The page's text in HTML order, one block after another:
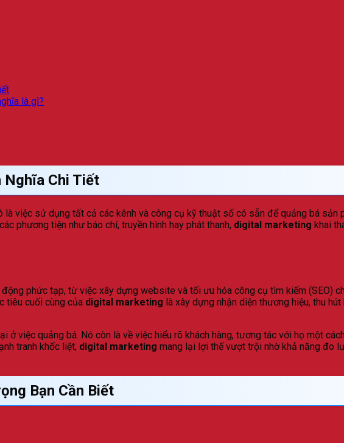
là gì?
Chi Tiết
là việc sử dụng tất cả các kênh và công cụ kỹ thuật số có sẵn để quảng bá
phương tiện như báo chí, truyền hình hay phát thanh, digital marketing khai
phức tạp, từ việc xây dựng website và tối ưu hóa công cụ tìm kiếm (SEO)
tiêu cuối cùng của digital marketing là xây dựng nhận diện thương hiệu, thu
ở việc quảng bá. Nó còn là về việc hiểu rõ khách hàng, tương tác với họ một
tranh khốc liệt, digital marketing mang lại lợi thế vượt trội nhờ khả năng đo
Bạn Cần Biết